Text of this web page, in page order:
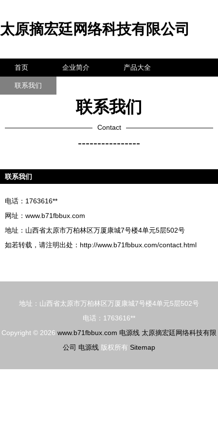
太原摘宏廷网络科技有限公司
首页 企业简介 产品大全
联系我们
联系我们
Contact
----------------
联系我们
电话：1763616**
网址： www.b71fbbux.com
地址：山西省太原市万柏林区万厦康城7号楼4单元5层502号
如若转载，请注明出处：http://www.b71fbbux.com/contact.html
地址：山西省太原市万柏林区万厦康城7号楼4单元5层502号
电话：1763616**
Copyright © 2026 www.b71fbbux.com 电源线 太原摘宏廷网络科技有限
公司 电源线 版权所有 Sitemap